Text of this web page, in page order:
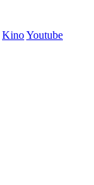
KinoYoutube